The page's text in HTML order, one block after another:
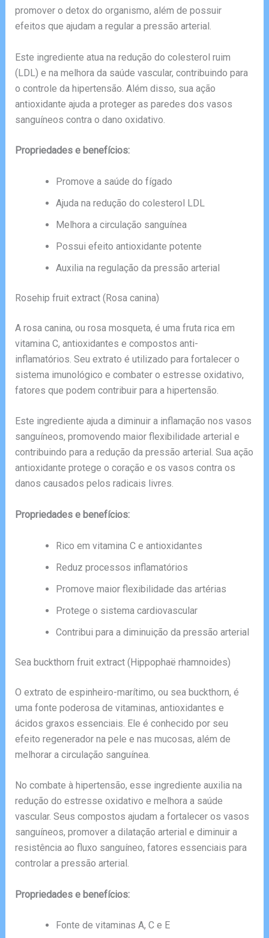
promover o detox do organismo, além de possuir
efeitos que ajudam a regular a pressão arterial.
Este ingrediente atua na redução do colesterol ruim
(LDL) e na melhora da saúde vascular, contribuindo para
o controle da hipertensão. Além disso, sua ação
antioxidante ajuda a proteger as paredes dos vasos
sanguíneos contra o dano oxidativo.
Propriedades e benefícios:
Promove a saúde do fígado
Ajuda na redução do colesterol LDL
Melhora a circulação sanguínea
Possui efeito antioxidante potente
Auxilia na regulação da pressão arterial
Rosehip fruit extract (Rosa canina)
A rosa canina, ou rosa mosqueta, é uma fruta rica em
vitamina C, antioxidantes e compostos anti-
inflamatórios. Seu extrato é utilizado para fortalecer o
sistema imunológico e combater o estresse oxidativo,
fatores que podem contribuir para a hipertensão.
Este ingrediente ajuda a diminuir a inflamação nos vasos
sanguíneos, promovendo maior flexibilidade arterial e
contribuindo para a redução da pressão arterial. Sua ação
antioxidante protege o coração e os vasos contra os
danos causados pelos radicais livres.
Propriedades e benefícios:
Rico em vitamina C e antioxidantes
Reduz processos inflamatórios
Promove maior flexibilidade das artérias
Protege o sistema cardiovascular
Contribui para a diminuição da pressão arterial
Sea buckthorn fruit extract (Hippophaë rhamnoides)
O extrato de espinheiro-marítimo, ou sea buckthorn, é
uma fonte poderosa de vitaminas, antioxidantes e
ácidos graxos essenciais. Ele é conhecido por seu
efeito regenerador na pele e nas mucosas, além de
melhorar a circulação sanguínea.
No combate à hipertensão, esse ingrediente auxilia na
redução do estresse oxidativo e melhora a saúde
vascular. Seus compostos ajudam a fortalecer os vasos
sanguíneos, promover a dilatação arterial e diminuir a
resistência ao fluxo sanguíneo, fatores essenciais para
controlar a pressão arterial.
Propriedades e benefícios:
Fonte de vitaminas A, C e E